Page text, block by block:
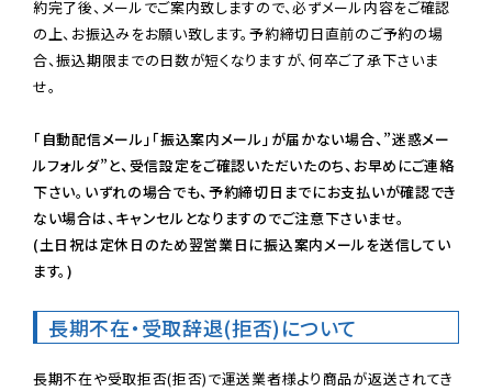
約完了後、メールでご案内致しますので、必ずメール内容をご確認
の上、お振込みをお願い致します。予約締切日直前のご予約の場
合、振込期限までの日数が短くなりますが、何卒ご了承下さいま
せ。
「自動配信メール」「振込案内メール」が届かない場合、”迷惑メー
ルフォルダ”と、受信設定をご確認いただいたのち、お早めにご連絡
下さい。いずれの場合でも、予約締切日までにお支払いが確認でき
ない場合は、キャンセルとなりますのでご注意下さいませ。
(土日祝は定休日のため翌営業日に振込案内メールを送信してい
ます。)
長期不在・受取辞退(拒否)について
長期不在や受取拒否(拒否)で運送業者様より商品が返送されてき